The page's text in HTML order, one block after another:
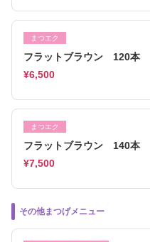
まつエク
フラットブラウン 120本
¥6,500
まつエク
フラットブラウン 140本
¥7,500
その他まつげメニュー